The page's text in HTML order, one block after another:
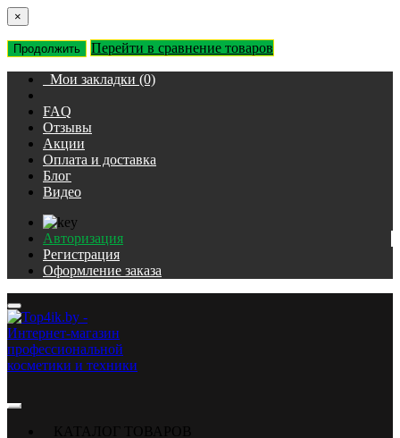
×
Продолжить Перейти в сравнение товаров
Мои закладки (0)
FAQ
Отзывы
Акции
Оплата и доставка
Блог
Видео
Авторизация
Регистрация
Оформление заказа